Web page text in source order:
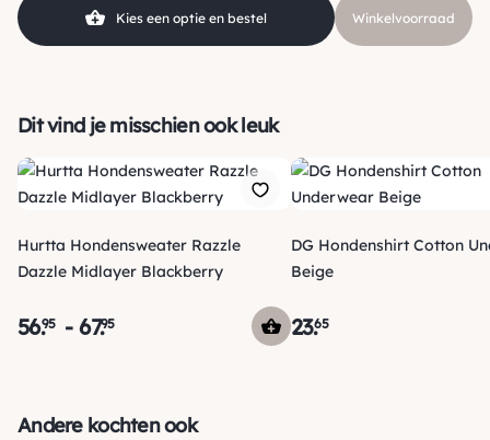
Je ontvangt een track & trace code van ons zodat je je
Kies een optie en bestel Winkelvoorraad
Dit vind je misschien ook leuk
Hurtta Hondensweater Razzle
Dazzle Midlayer Blackberry
56.95 -67.95
DG Hondenshirt Cotton
Beige
23.65
Andere kochten ook